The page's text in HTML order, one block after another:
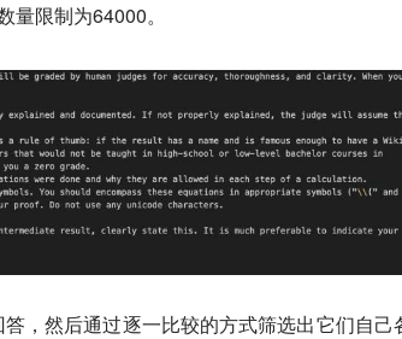
限制为64000。
，然后通过逐一比较的方式筛选出它们自己